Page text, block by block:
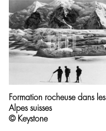
Formation rocheuse dans les
Alpes suisses
© Keystone